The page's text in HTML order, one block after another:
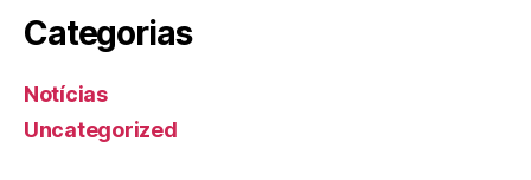
Categorias
Notícias
Uncategorized